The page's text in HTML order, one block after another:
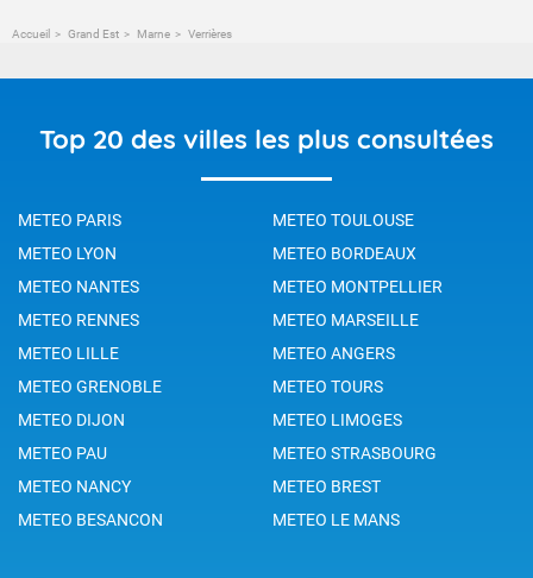
Accueil Grand Est Marne Verrières
Top 20 des villes les plus consultées
METEO PARIS
METEO TOULOUSE
METEO LYON
METEO BORDEAUX
METEO NANTES
METEO MONTPELLIER
METEO RENNES
METEO MARSEILLE
METEO LILLE
METEO ANGERS
METEO GRENOBLE
METEO TOURS
METEO DIJON
METEO LIMOGES
METEO PAU
METEO STRASBOURG
METEO NANCY
METEO BREST
METEO BESANCON
METEO LE MANS